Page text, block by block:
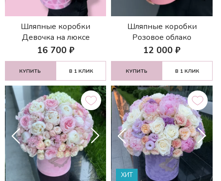
Шляпные коробки
Девочка на люксе
16 700₽
КУПИТЬ В 1 КЛИК
Шляпные коробки
Розовое облако
12 000 ₽
КУПИТЬ В 1 КЛИК
ХИТ